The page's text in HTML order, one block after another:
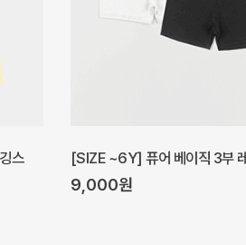
5% 39,000원 41,000원